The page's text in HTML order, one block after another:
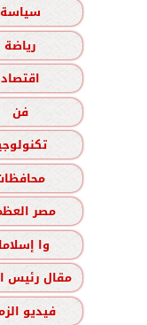
سياسة
رياضة
اقتصاد
فن
مصر
وا
مقال رئيس
فيديو